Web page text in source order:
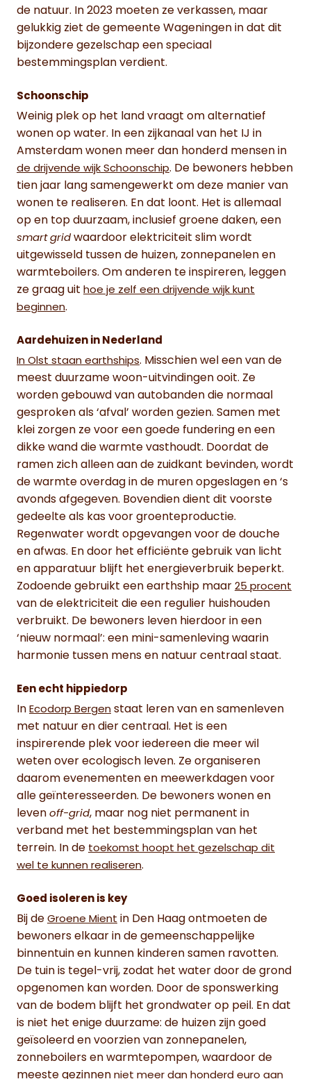
de natuur. In 2023 moeten ze verkassen, maar
gelukkig ziet de gemeente Wageningen in dat dit
bijzondere gezelschap een speciaal
bestemmingsplan verdient.
Schoonschip
Weinig plek op het land vraagt om alternatief
wonen op water. In een zijkanaal van het IJ in
Amsterdam wonen meer dan honderd mensen in
de drijvende wijk Schoonschip. De bewoners hebben
tien jaar lang samengewerkt om deze manier van
wonen te realiseren. En dat loont. Het is allemaal
op en top duurzaam, inclusief groene daken, een
smart grid waardoor elektriciteit slim wordt
uitgewisseld tussen de huizen, zonnepanelen en
warmteboilers. Om anderen te inspireren, leggen
ze graag uit hoe je zelf een drijvende wijk kunt
beginnen.
Aardehuizen in Nederland
In Olst staan earthships. Misschien wel een van de
meest duurzame woon-uitvindingen ooit. Ze
worden gebouwd van autobanden die normaal
gesproken als ‘afval’ worden gezien. Samen met
klei zorgen ze voor een goede fundering en een
dikke wand die warmte vasthoudt. Doordat de
ramen zich alleen aan de zuidkant bevinden, wordt
de warmte overdag in de muren opgeslagen en ‘s
avonds afgegeven. Bovendien dient dit voorste
gedeelte als kas voor groenteproductie.
Regenwater wordt opgevangen voor de douche
en afwas. En door het efficiënte gebruik van licht
en apparatuur blijft het energieverbruik beperkt.
Zodoende gebruikt een earthship maar 25 procent
van de elektriciteit die een regulier huishouden
verbruikt. De bewoners leven hierdoor in een
‘nieuw normaal’: een mini-samenleving waarin
harmonie tussen mens en natuur centraal staat.
Een echt hippiedorp
In Ecodorp Bergen staat leren van en samenleven
met natuur en dier centraal. Het is een
inspirerende plek voor iedereen die meer wil
weten over ecologisch leven. Ze organiseren
daarom evenementen en meewerkdagen voor
alle geïnteresseerden. De bewoners wonen en
leven off-grid, maar nog niet permanent in
verband met het bestemmingsplan van het
terrein. In de toekomst hoopt het gezelschap dit
wel te kunnen realiseren.
Goed isoleren is key
Bij de Groene Mient in Den Haag ontmoeten de
bewoners elkaar in de gemeenschappelijke
binnentuin en kunnen kinderen samen ravotten.
De tuin is tegel-vrij, zodat het water door de grond
opgenomen kan worden. Door de sponswerking
van de bodem blijft het grondwater op peil. En dat
is niet het enige duurzame: de huizen zijn goed
geïsoleerd en voorzien van zonnepanelen,
zonneboilers en warmtepompen, waardoor de
meeste gezinnen niet meer dan honderd euro aan